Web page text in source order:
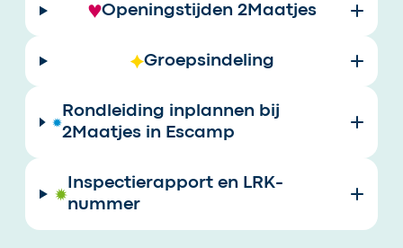
Openingstijden 2Maatjes
Groepsindeling
Rondleiding inplannen bij
2Maatjes in Escamp
Inspectierapport en LRK-
nummer